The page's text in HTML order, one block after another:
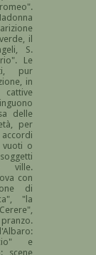
il
S.
Le
pur
in
delle
per
vuoti o
ville.
con
di
"la
e
scene